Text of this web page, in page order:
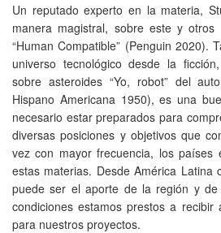
Un reputado experto en la materia,
manera magistral, sobre este y otros
“Human Compatible” (Penguin 2020).
universo tecnológico desde la
sobre asteroides “Yo, robot” del
Hispano Americana 1950), es una
necesario estar preparados para
diversas posiciones y objetivos que
vez con mayor frecuencia, los países
estas materias. Desde América Latina
puede ser el aporte de la región y
condiciones estamos prestos a recibir
para nuestros proyectos.